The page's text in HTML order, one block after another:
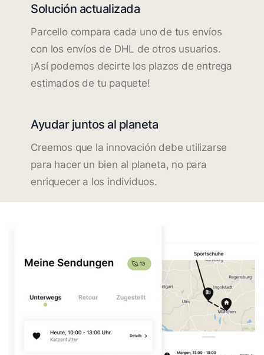
Solución actualizada
Parcello compara cada uno de tus envíos
con los envíos de DHL de otros usuarios.
¡Así podemos decirte los plazos de entrega
estimados de tu paquete!
Ayudar juntos al planeta
Creemos que la innovación debe utilizarse
para hacer un bien al planeta, no para
enriquecer a los individuos.